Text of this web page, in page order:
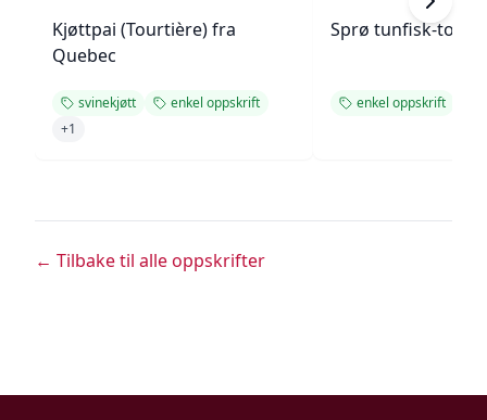
Kjøttpai (Tourtière) fra
Quebec
svinekjøtt
enkel oppskrift
+1
Sprø tunfisk-
enkel oppskrift
← Tilbake til alle oppskrifter